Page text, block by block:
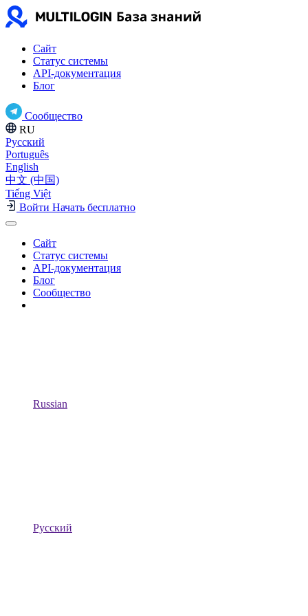
Сайт
Статус системы
API-документация
Блог
Сообщество
RU
Русский
Português
English
中文 (中国)
Tiếng Việt
Войти Начать бесплатно
Сайт
Статус системы
API-документация
Блог
Сообщество
Russian
Русский